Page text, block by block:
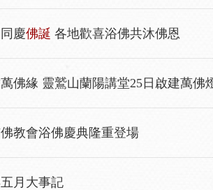
慶佛誕 各地歡喜浴佛共沐佛恩
佛緣 靈鷲山蘭陽講堂25日啟建萬佛
教會浴佛慶典隆重登場
月大事記